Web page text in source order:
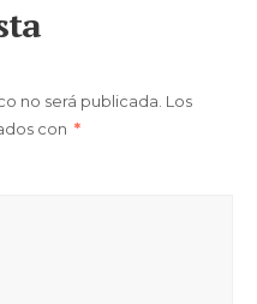
no será publicada. Los
con *